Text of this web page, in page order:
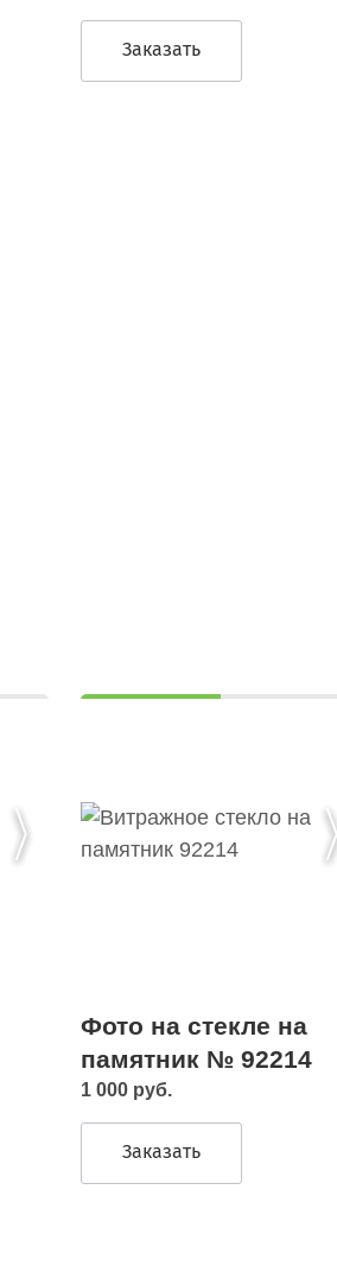
Заказать
Фото на стекле на
памятник № 92214
1 000 руб.
Заказать